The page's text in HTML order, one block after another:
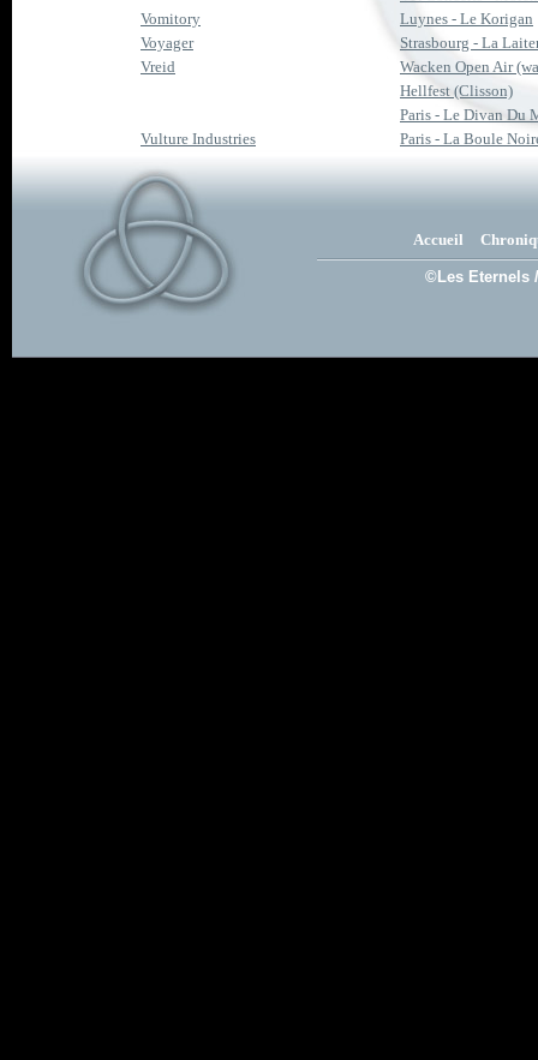
Vomitory
Luynes - Le Korigan
Voyager
Strasbourg - La
Vreid
Wacken Open Air
Hellfest (Clisson)
Paris - Le Divan Du
Vulture Industries
Paris - La Boule
Accueil
©Les Eternels